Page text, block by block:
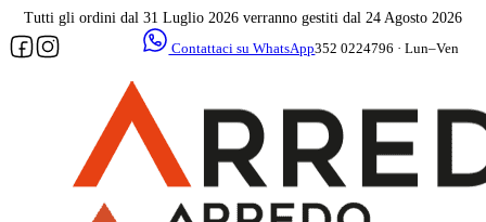
Tutti gli ordini dal 31 Luglio 2026 verranno gestiti dal 24 Agosto 2026
Contattaci su WhatsApp352 0224796 · Lun–Ven